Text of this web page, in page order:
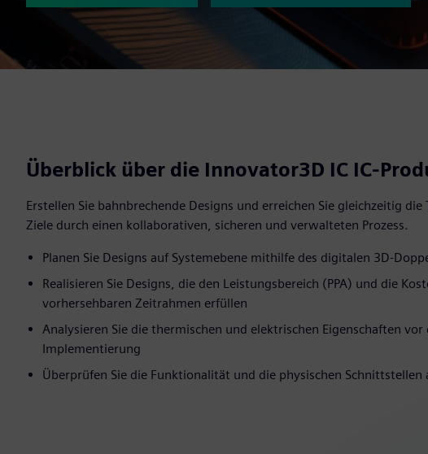
Überblick über die Innovator3D IC IC-
Erstellen Sie bahnbrechende Designs und erreichen Sie gleichzeitig
Ziele durch einen kollaborativen, sicheren und verwalteten Prozess.
Planen Sie Designs auf Systemebene mithilfe des digitalen 3D-
Realisieren Sie Designs, die den Leistungsbereich (PPA) und die
vorhersehbaren Zeitrahmen erfüllen
Analysieren Sie die thermischen und elektrischen Eigenschaften vor
Implementierung
Überprüfen Sie die Funktionalität und die physischen Schnittstellen